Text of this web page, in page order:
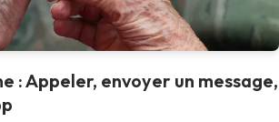
: Appeler, envoyer un message,